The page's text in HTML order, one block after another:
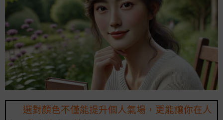
選對顏色不僅能提升個人氣場，更能讓你在人